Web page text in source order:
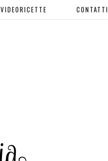
VIDEORICETTE CONTATTI